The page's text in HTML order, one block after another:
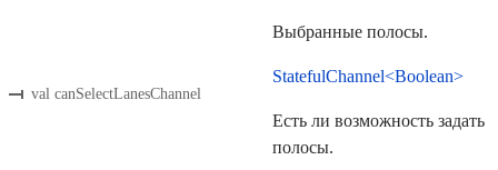
Выбранные полосы.
val canSelectLanesChannel
StatefulChannel<Boolean>
Есть ли возможность задать
полосы.